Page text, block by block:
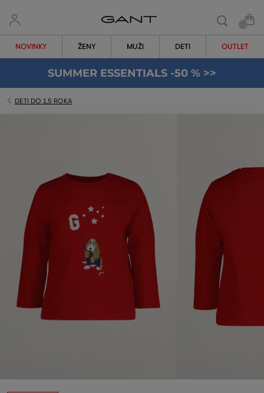
NOVINKY ŽENY MUŽI DETI OUTLET
SUMMER ESSENTIALS -50 % >>
DETI DO 1,5 ROKA